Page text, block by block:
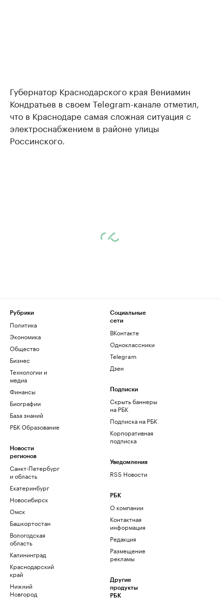
Губернатор Краснодарского края Вениамин
Кондратьев в своем Telegram-канале отметил,
что в Краснодаре самая сложная ситуация с
электроснабжением в районе улицы
Россинского.
Рубрики
Политика
Экономика
Общество
Бизнес
Технологии и
медиа
Финансы
Биографии
База знаний
РБК Образование
Новости
регионов
Санкт-Петербург
и область
Екатеринбург
Новосибирск
Омск
Башкортостан
Вологодская
область
Калининград
Краснодарский
край
Нижний
Новгород
Социальные
сети
ВКонтакте
Одноклассники
Telegram
Дзен
Подписки
Скрыть баннеры
на РБК
Подписка на РБК
Корпоративная
подписка
Уведомления
RSS Новости
РБК
О компании
Контактная
информация
Редакция
Размещение
рекламы
Другие
продукты
РБК